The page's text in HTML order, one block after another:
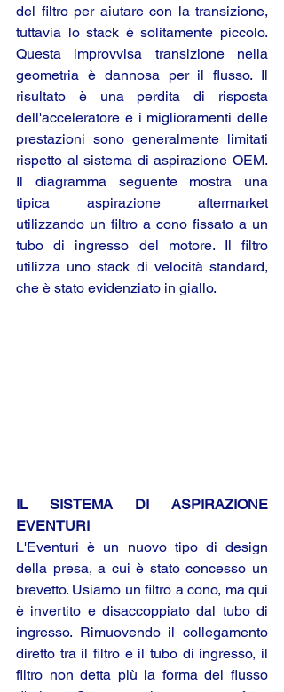
del filtro per aiutare con la transizione,
tuttavia lo stack è solitamente piccolo.
Questa improvvisa transizione nella
geometria è dannosa per il flusso. Il
risultato è una perdita di risposta
dell'acceleratore e i miglioramenti delle
prestazioni sono generalmente limitati
rispetto al sistema di aspirazione OEM.
Il diagramma seguente mostra una
tipica aspirazione aftermarket
utilizzando un filtro a cono fissato a un
tubo di ingresso del motore. Il filtro
utilizza uno stack di velocità standard,
che è stato evidenziato in giallo.
IL SISTEMA DI ASPIRAZIONE
EVENTURI
L'Eventuri è un nuovo tipo di design
della presa, a cui è stato concesso un
brevetto. Usiamo un filtro a cono, ma qui
è invertito e disaccoppiato dal tubo di
ingresso. Rimuovendo il collegamento
diretto tra il filtro e il tubo di ingresso, il
filtro non detta più la forma del flusso